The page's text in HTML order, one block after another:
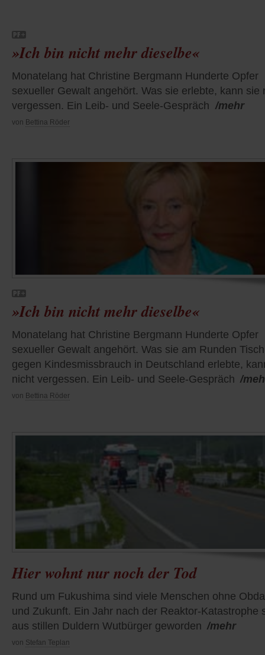
»Ich bin nicht mehr dieselbe«
Monatelang hat Christine Bergmann Hunderte Opfer
sexueller Gewalt angehört. Was sie erlebte, kann sie
vergessen. Ein Leib- und Seele-Gespräch /mehr
von Bettina Röder
»Ich bin nicht mehr dieselbe«
Monatelang hat Christine Bergmann Hunderte Opfer
sexueller Gewalt angehört. Was sie am Runden Tisch
gegen Kindesmissbrauch in Deutschland erlebte,
nicht vergessen. Ein Leib- und Seele-Gespräch /
von Bettina Röder
Hier wohnt nur noch der Tod
Rund um Fukushima sind viele Menschen ohne
und Zukunft. Ein Jahr nach der Reaktor-Katastrophe
aus stillen Duldern Wutbürger geworden /mehr
von Stefan Teplan